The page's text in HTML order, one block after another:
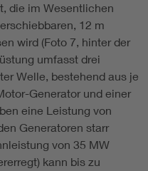
die im Wesentlichen
12 m
wird (Foto 7, hinter der
umfasst drei
Welle, bestehend aus je
Generator und einer
eine Leistung von
Generatoren starr
von 35 MW
kann bis zu